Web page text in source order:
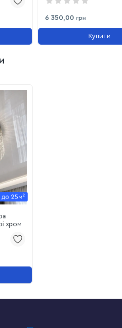
6 350,00 грн
Купити
хром